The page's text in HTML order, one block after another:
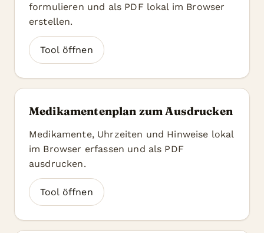
formulieren und als PDF lokal im Browser
erstellen.
Tool öffnen
Medikamentenplan zum Ausdrucken
Medikamente, Uhrzeiten und Hinweise lokal
im Browser erfassen und als PDF
ausdrucken.
Tool öffnen